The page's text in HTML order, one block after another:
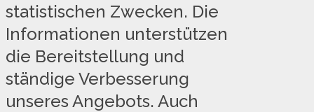
statistischen Zwecken. Die
Informationen unterstützen
die Bereitstellung und
ständige Verbesserung
unseres Angebots. Auch